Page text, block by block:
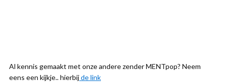
Al kennis gemaakt met onze andere zender MENTpop? Neem
eens een kijkje.. hierbijde link